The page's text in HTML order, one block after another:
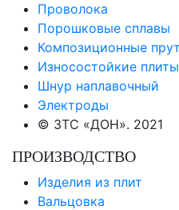
Проволока
Порошковые сплавы
Композиционные
Износостойкие плиты
Шнур наплавочный
Электроды
© ЗТС «ДОН». 2021
ПРОИЗВОДСТВО
Изделия из плит
Вальцовка